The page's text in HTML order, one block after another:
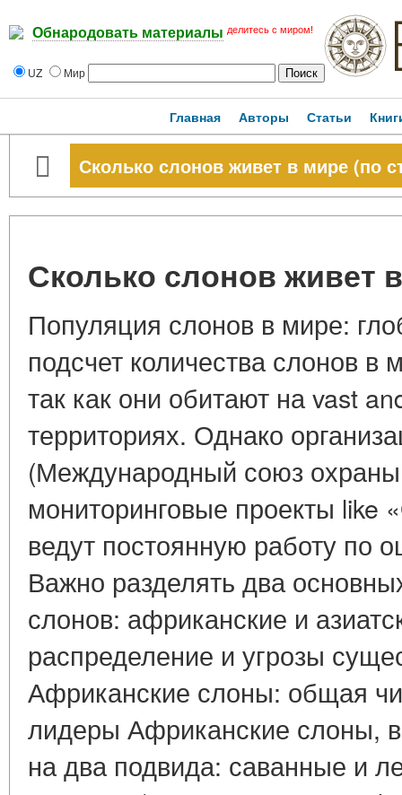
Обнародовать материалы делитесь с миром!
UZ Мир
Главная Авторы Статьи
Сколько слонов живет в мире (по
Сколько слонов живет
Популяция слонов в мире:
подсчет количества слонов
так как они обитают на vast
территориях. Однако
(Международный союз
мониторинговые проекты like
ведут постоянную работу по
Важно разделять два
слонов: африканские и
распределение и угрозы
Африканские слоны: общая
лидеры Африканские слоны,
на два подвида: саванные и